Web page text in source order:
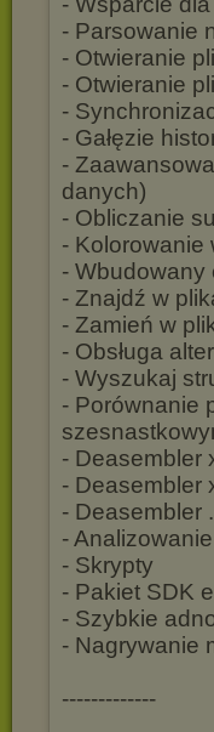
- Parsowanie
- Otwieranie
- Otwieranie
-
- Gałęzie
-
danych)
- Obliczanie
- Kolorowanie
- Wbudowany
- Znajdź w
- Zamień w
- Obsługa
- Wyszukaj
- Porównanie
- Deasembler
- Deasembler
- Deasembler
-
- Skrypty
- Pakiet SDK
- Szybkie
- Nagrywanie
-------------